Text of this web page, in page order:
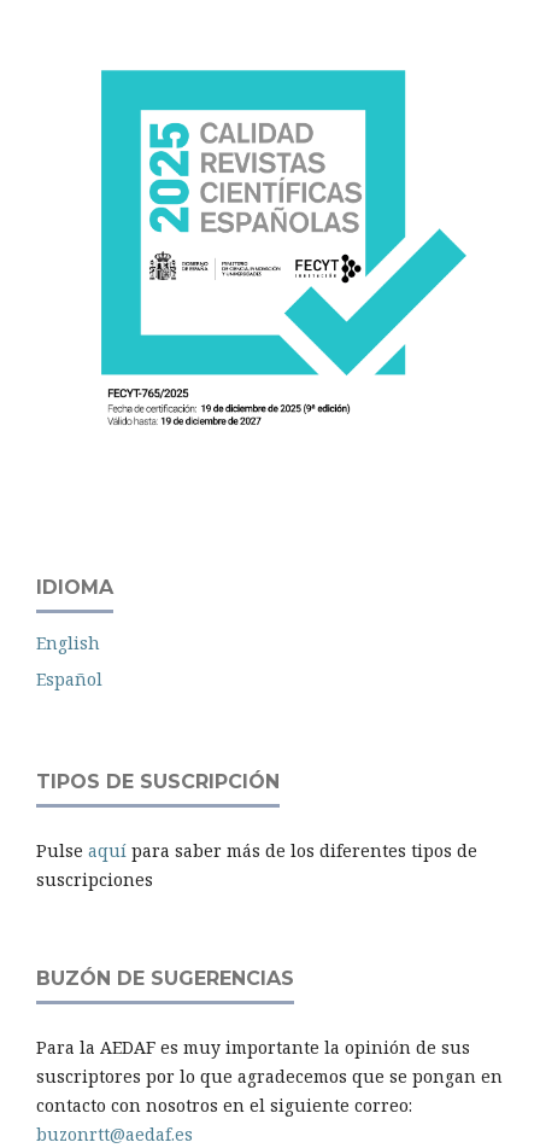
IDIOMA
English
Español
TIPOS DE SUSCRIPCIÓN
Pulse aquí para saber más de los diferentes tipos de
suscripciones
BUZÓN DE SUGERENCIAS
Para la AEDAF es muy importante la opinión de sus
suscriptores por lo que agradecemos que se pongan en
contacto con nosotros en el siguiente correo:
buzonrtt@aedaf.es